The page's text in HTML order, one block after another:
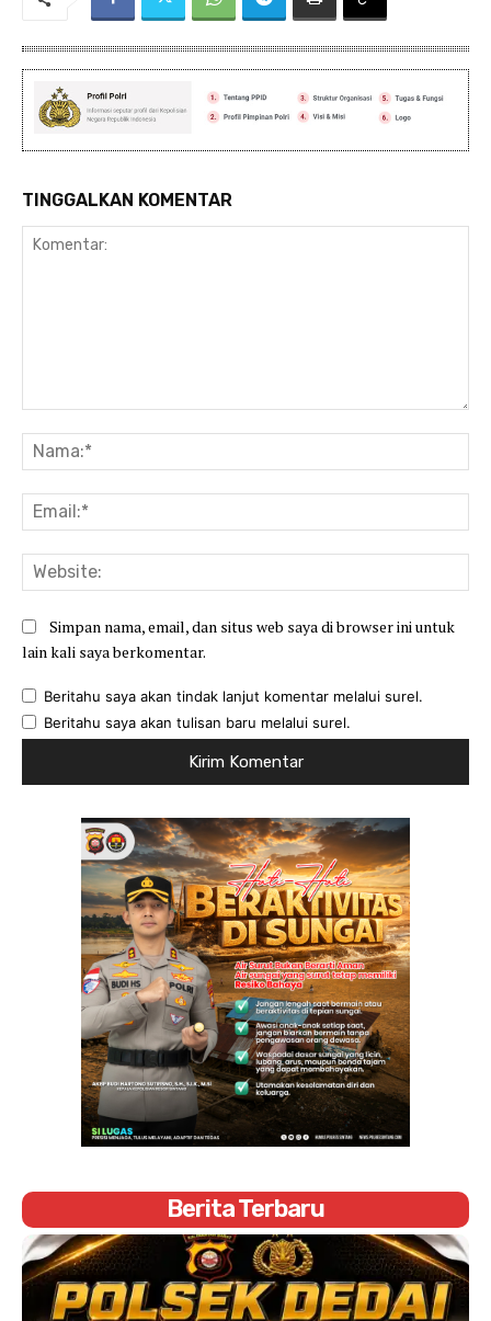
TINGGALKAN KOMENTAR
Simpan nama, email, dan situs web saya di browser ini untuk
lain kali saya berkomentar.
Beritahu saya akan tindak lanjut komentar melalui surel.
Beritahu saya akan tulisan baru melalui surel.
Berita Terbaru